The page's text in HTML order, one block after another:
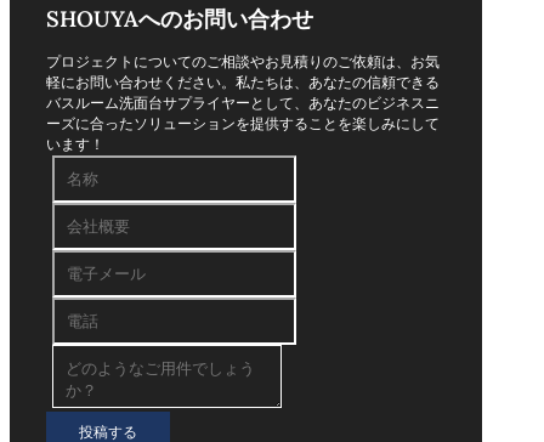
SHOUYAへのお問い合わせ
プロジェクトについてのご相談やお見積りのご依頼は、お気
軽にお問い合わせください。私たちは、あなたの信頼できる
バスルーム洗面台サプライヤーとして、あなたのビジネスニ
ーズに合ったソリューションを提供することを楽しみにして
います！
投稿する